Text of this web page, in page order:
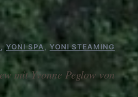
,YONI SPA, YONI STEAMING
mit Yvonne Peglow von